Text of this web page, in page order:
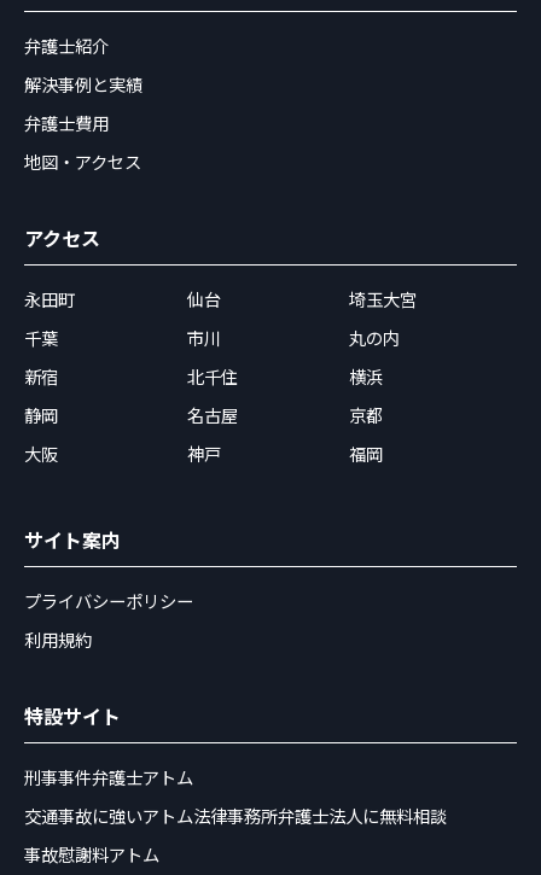
弁護士紹介
解決事例と実績
弁護士費用
地図・アクセス
アクセス
永田町 仙台
埼玉大宮
千葉
市川
丸の内
新宿
北千住
横浜
静岡
名古屋
京都
大阪
神戸 福岡
サイト案内
プライバシーポリシー
利用規約
特設サイト
刑事事件弁護士アトム
交通事故に強いアトム法律事務所弁護士法人に無料相談
事故慰謝料アトム